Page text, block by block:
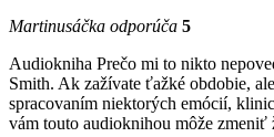
Martinusáčka odporúča 5
Audiokniha Prečo mi to nikto
Smith. Ak zažívate ťažké obdobie,
spracovaním niektorých emócií,
vám touto audioknihou môže zmeniť